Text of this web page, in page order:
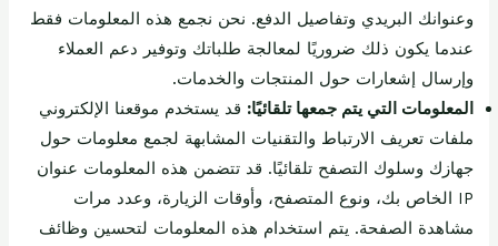
وعنوانك البريدي وتفاصيل الدفع. نحن نجمع هذه المعلومات فقط
عندما يكون ذلك ضروريًا لمعالجة طلباتك وتوفير دعم العملاء
وإرسال إشعارات حول المنتجات والخدمات.
المعلومات التي يتم جمعها تلقائيًا: قد يستخدم موقعنا الإلكتروني
ملفات تعريف الارتباط والتقنيات المشابهة لجمع معلومات حول
جهازك وسلوك التصفح تلقائيًا. قد تتضمن هذه المعلومات عنوان
IP الخاص بك، ونوع المتصفح، وأوقات الزيارة، وعدد مرات
مشاهدة الصفحة. يتم استخدام هذه المعلومات لتحسين وظائف